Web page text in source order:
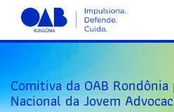
Comitiva da OAB
Nacional da Jovem